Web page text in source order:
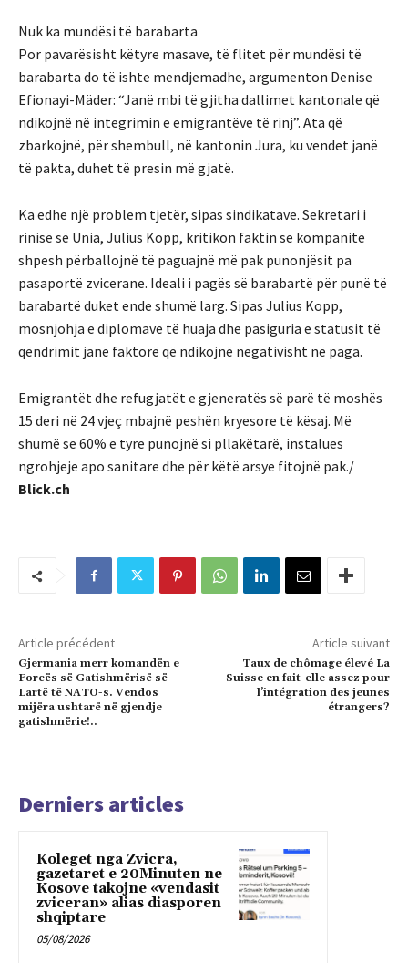
Nuk ka mundësi të barabarta
Por pavarësisht këtyre masave, të flitet për mundësi të
barabarta do të ishte mendjemadhe, argumenton Denise
Efionayi-Mäder: “Janë mbi të gjitha dallimet kantonale që
ndikojnë në integrimin e emigrantëve të rinj”. Ata që
zbarkojnë, për shembull, në kantonin Jura, ku vendet janë
të pakta, duhet të presin më gjatë.
Ka edhe një problem tjetër, sipas sindikatave. Sekretari i
rinisë së Unia, Julius Kopp, kritikon faktin se kompanitë
shpesh përballojnë të paguajnë më pak punonjësit pa
pasaportë zvicerane. Ideali i pagës së barabartë për punë të
barabartë duket ende shumë larg. Sipas Julius Kopp,
mosnjohja e diplomave të huaja dhe pasiguria e statusit të
qëndrimit janë faktorë që ndikojnë negativisht në paga.
Emigrantët dhe refugjatët e gjeneratës së parë të moshës
15 deri në 24 vjeç mbajnë peshën kryesore të kësaj. Më
shumë se 60% e tyre punojnë si pllakëtarë, instalues ​​
ngrohjeje apo sanitare dhe për këtë arsye fitojnë pak./
Blick.ch
Article précédent
Gjermania merr komandën e
Forcës së Gatishmërisë së
Lartë të NATO-s. Vendos
mijëra ushtarë në gjendje
gatishmërie!..
Article suivant
Taux de chômage élevé La
Suisse en fait-elle assez pour
l’intégration des jeunes
étrangers?
Derniers articles
Koleget nga Zvicra,
gazetaret e 20Minuten ne
Kosove takojne «vendasit
zviceran» alias diasporen
shqiptare
05/08/2026